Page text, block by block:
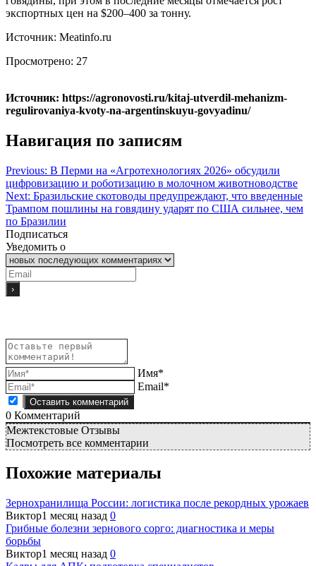
экспортных цен на $200–400 за тонну.
Источник: Meatinfo.ru
Просмотрено: 27
Источник: https://agronovosti.ru/kitaj-utverdil-mehanizm-
regulirovaniya-kvoty-na-argentinskuyu-govyadinu/
Навигация по записям
Previous: В Перми на «Агротехнологиях 2026» обсудили
цифровизацию и роботизацию в молочном животноводстве
Next: Бразильские скотоводы предупреждают, что введенные
Трампом пошлины на говядину ударят по США сильнее, чем
по Бразилии
Подписаться
Уведомить о
Имя*
Email*
0 Комментарий
Межтекстовые Отзывы
Посмотреть все комментарии
Похожие материалы
Зернохранилища России: логистика после рекордных урожаев
Виктор1 месяц назад 0
Грибные болезни зернового сорго: диагностика и меры
борьбы
Виктор1 месяц назад 0